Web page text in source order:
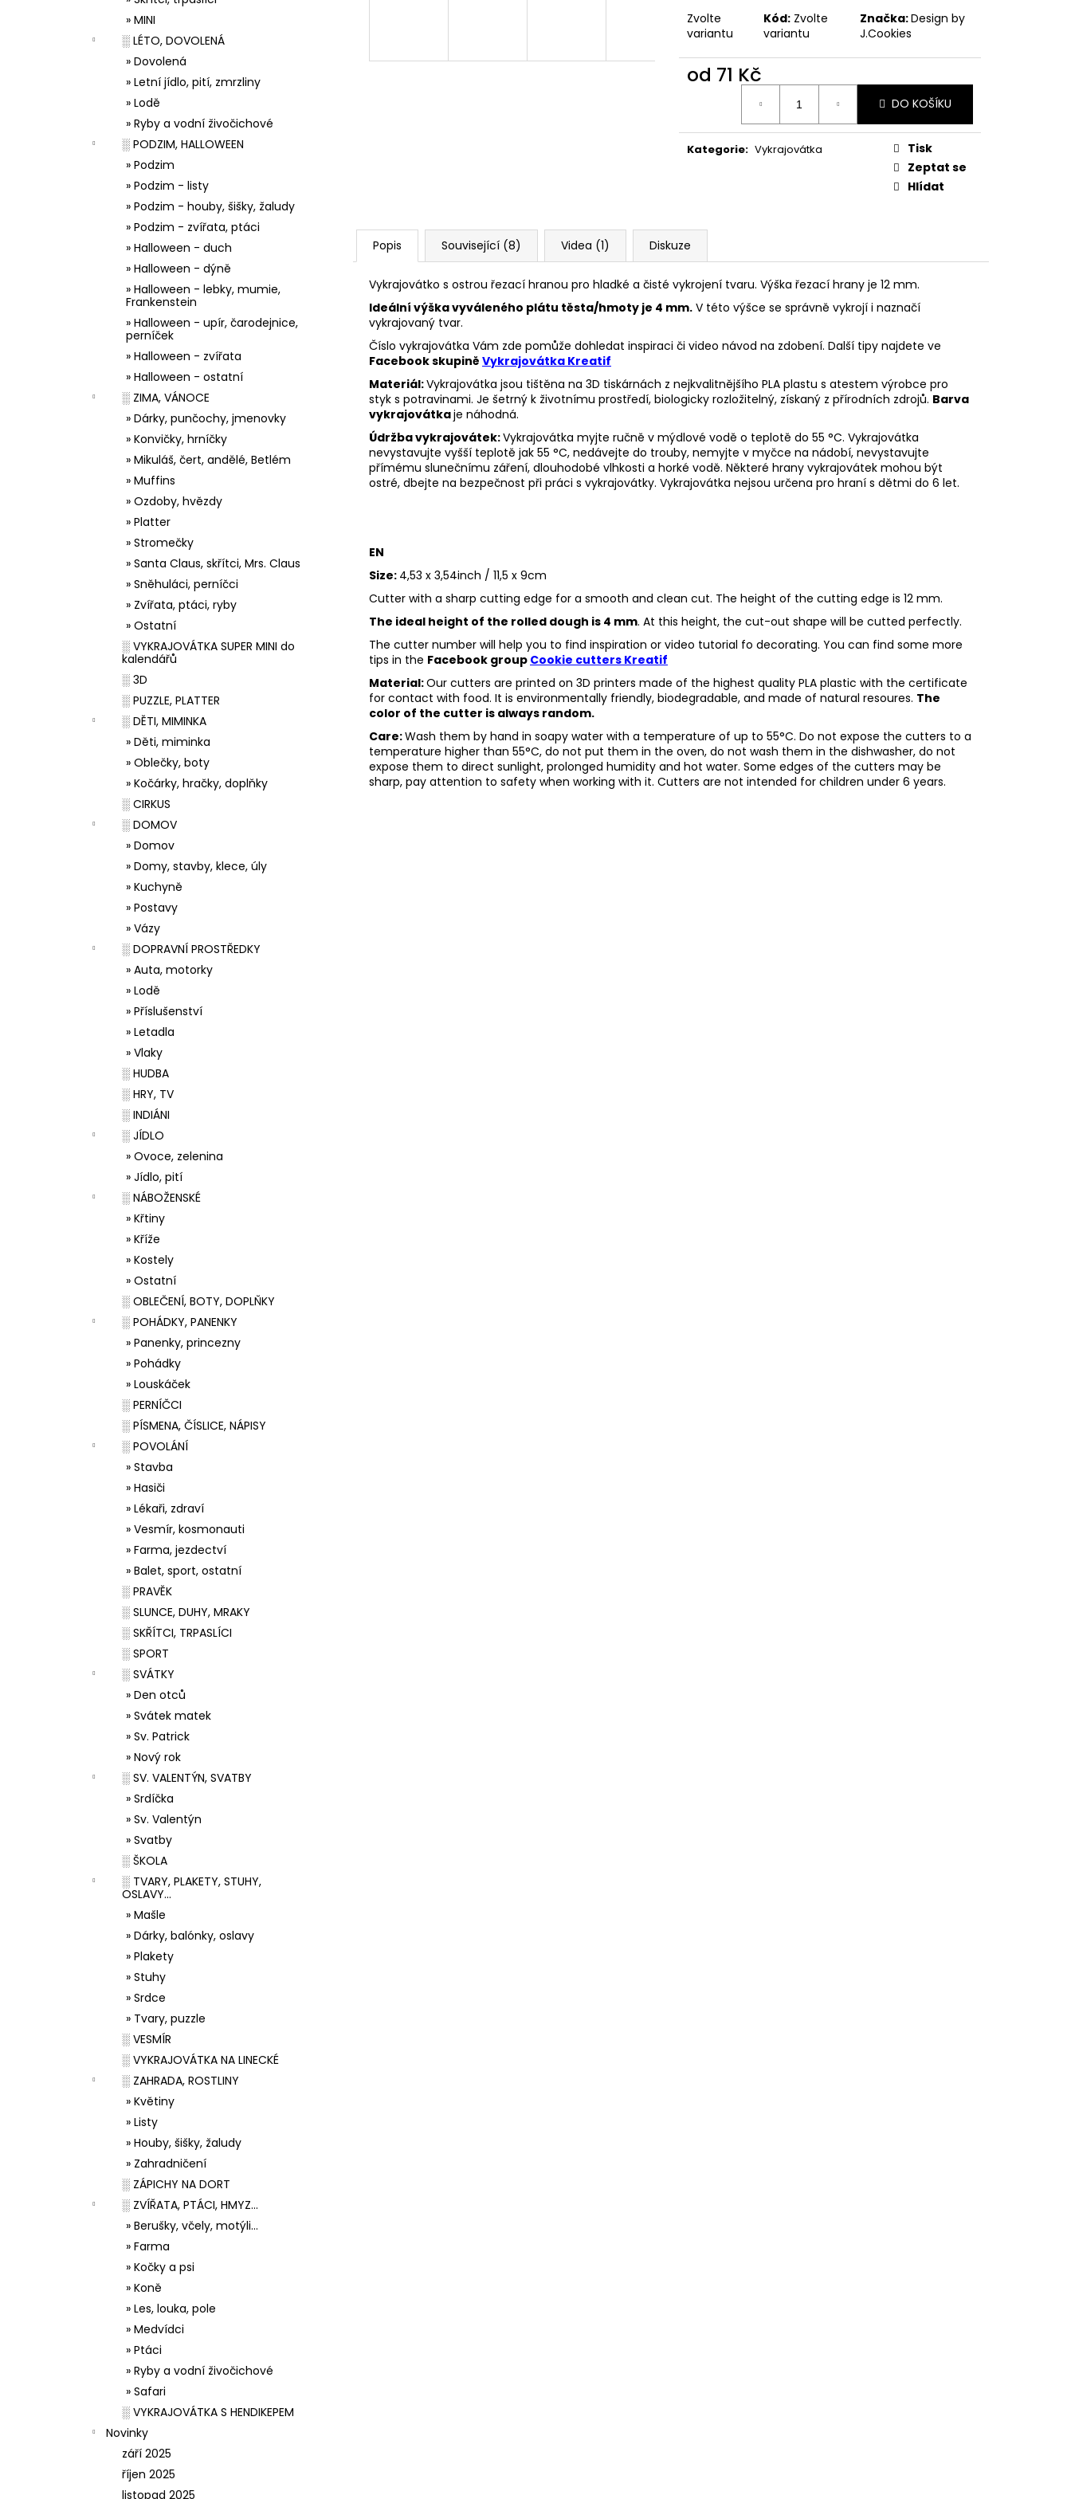
» MINI
░ LÉTO, DOVOLENÁ
» Dovolená
» Letní jídlo, pití, zmrzliny
» Lodě
» Ryby a vodní živočichové
░ PODZIM, HALLOWEEN
» Podzim
» Podzim - listy
» Podzim - houby, šišky, žaludy
» Podzim - zvířata, ptáci
» Halloween - duch
» Halloween - dýně
» Halloween - lebky, mumie,
Frankenstein
» Halloween - upír, čarodejnice,
perníček
» Halloween - zvířata
» Halloween - ostatní
░ ZIMA, VÁNOCE
» Dárky, punčochy, jmenovky
» Konvičky, hrníčky
» Mikuláš, čert, andělé, Betlém
» Muffins
» Ozdoby, hvězdy
» Platter
» Stromečky
» Santa Claus, skřítci, Mrs. Claus
» Sněhuláci, perníčci
» Zvířata, ptáci, ryby
» Ostatní
░ VYKRAJOVÁTKA SUPER MINI do
kalendářů
░ 3D
░ PUZZLE, PLATTER
░ DĚTI, MIMINKA
» Děti, miminka
» Oblečky, boty
» Kočárky, hračky, doplňky
░ CIRKUS
░ DOMOV
» Domov
» Domy, stavby, klece, úly
» Kuchyně
» Postavy
» Vázy
░ DOPRAVNÍ PROSTŘEDKY
» Auta, motorky
» Lodě
» Příslušenství
» Letadla
» Vlaky
░ HUDBA
░ HRY, TV
░ INDIÁNI
░ JÍDLO
» Ovoce, zelenina
» Jídlo, pití
░ NÁBOŽENSKÉ
» Křtiny
» Kříže
» Kostely
» Ostatní
░ OBLEČENÍ, BOTY, DOPLŇKY
░ POHÁDKY, PANENKY
» Panenky, princezny
» Pohádky
» Louskáček
░ PERNÍČCI
░ PÍSMENA, ČÍSLICE, NÁPISY
░ POVOLÁNÍ
» Stavba
» Hasiči
» Lékaři, zdraví
» Vesmír, kosmonauti
» Farma, jezdectví
» Balet, sport, ostatní
░ PRAVĚK
░ SLUNCE, DUHY, MRAKY
░ SKŘÍTCI, TRPASLÍCI
░ SPORT
░ SVÁTKY
» Den otců
» Svátek matek
» Sv. Patrick
» Nový rok
░ SV. VALENTÝN, SVATBY
» Srdíčka
» Sv. Valentýn
» Svatby
░ ŠKOLA
░ TVARY, PLAKETY, STUHY,
OSLAVY...
» Mašle
» Dárky, balónky, oslavy
» Plakety
» Stuhy
» Srdce
» Tvary, puzzle
░ VESMÍR
░ VYKRAJOVÁTKA NA LINECKÉ
░ ZAHRADA, ROSTLINY
» Květiny
» Listy
» Houby, šišky, žaludy
» Zahradničení
░ ZÁPICHY NA DORT
░ ZVÍŘATA, PTÁCI, HMYZ...
» Berušky, včely, motýli...
» Farma
» Kočky a psi
» Koně
» Les, louka, pole
» Medvídci
» Ptáci
» Ryby a vodní živočichové
» Safari
░ VYKRAJOVÁTKA S HENDIKEPEM
Novinky
září 2025
říjen 2025
listopad 2025
Zvolte
variantu
Kód: Zvolte
variantu
Značka:Design by
J.Cookies
od 71 Kč
DO KOŠÍKU
Kategorie: Vykrajovátka
Tisk
Zeptat se
Hlídat
Popis Související (8) Videa (1) Diskuze
Vykrajovátko s ostrou řezací hranou pro hladké a čisté vykrojení tvaru. Výška řezací hrany je 12 mm.
Ideální výška vyváleného plátu těsta/hmoty je 4 mm. V této výšce se správně vykrojí i naznačí
vykrajovaný tvar.
Číslo vykrajovátka Vám zde pomůže dohledat inspiraci či video návod na zdobení. Další tipy najdete ve
Facebook skupině Vykrajovátka Kreatif
Materiál:Vykrajovátka jsou tištěna na 3D tiskárnách z nejkvalitnějšího PLA plastu s atestem výrobce pro
styk s potravinami. Je šetrný k životnímu prostředí, biologicky rozložitelný, získaný z přírodních zdrojů. Barva
vykrajovátkaje náhodná.
Údržba vykrajovátek:Vykrajovátka myjte ručně v mýdlové vodě o teplotě do 55 °C. Vykrajovátka
nevystavujte vyšší teplotě jak 55 °C, nedávejte do trouby, nemyjte v myčce na nádobí, nevystavujte
přímému slunečnímu záření, dlouhodobé vlhkosti a horké vodě. Některé hrany vykrajovátek mohou být
ostré, dbejte na bezpečnost při práci s vykrajovátky. Vykrajovátka nejsou určena pro hraní s dětmi do 6 let.
EN
Size: 4,53 x 3,54inch / 11,5 x 9cm
Cutter with a sharp cutting edge for a smooth and clean cut. The height of the cutting edge is 12 mm.
The ideal height of the rolled dough is 4 mm. At this height, the cut-out shape will be cutted perfectly.
The cutter number will help you to find inspiration or video tutorial fo decorating. You can find some more
tips in the Facebook group Cookie cutters Kreatif
Material:Our cutters are printed on 3D printers made of the highest quality PLA plastic with the certificate
for contact with food. It is environmentally friendly, biodegradable, and made of natural resoures. The
color of the cutter is always random.
Care:Wash them by hand in soapy water with a temperature of up to 55°C. Do not expose the cutters to a
temperature higher than 55°C, do not put them in the oven, do not wash them in the dishwasher, do not
expose them to direct sunlight, prolonged humidity and hot water. Some edges of the cutters may be
sharp, pay attention to safety when working with it. Cutters are not intended for children under 6 years.
33001 ZDOBÍCÍ SÁČEK